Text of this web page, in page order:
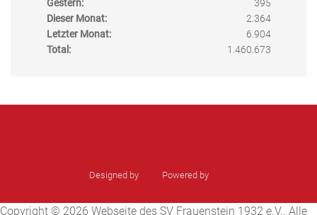
Gestern:
395
Dieser Monat:
2.364
Letzter Monat:
6.904
Total:
1.460.673
Designed by Powered by
Copyright © 2026 Webseite des SV Frauenstein 1932 e.V.. Alle